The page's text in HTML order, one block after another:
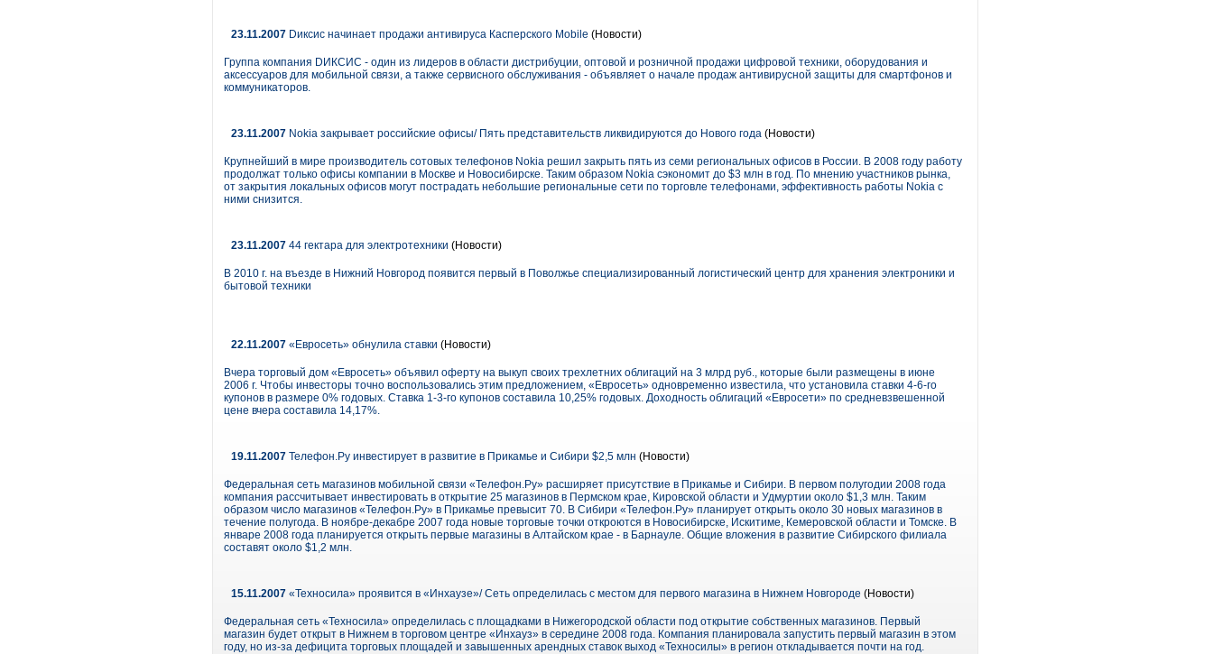
23.11.2007 Dиксис начинает продажи антивируса Касперского Mobile (Новости)
Группа компания DИКСИС - один из лидеров в области дистрибуции, оптовой и розничной продажи цифровой техники, оборудования и
аксессуаров для мобильной связи, а также сервисного обслуживания - объявляет о начале продаж антивирусной защиты для смартфонов и
коммуникаторов.
23.11.2007 Nokia закрывает российские офисы/ Пять представительств ликвидируются до Нового года (Новости)
Крупнейший в мире производитель сотовых телефонов Nokia решил закрыть пять из семи региональных офисов в России. В 2008 году работу
продолжат только офисы компании в Москве и Новосибирске. Таким образом Nokia сэкономит до $3 млн в год. По мнению участников рынка,
от закрытия локальных офисов могут пострадать небольшие региональные сети по торговле телефонами, эффективность работы Nokia с
ними снизится.
23.11.2007 44 гектара для электротехники (Новости)
В 2010 г. на въезде в Нижний Новгород появится первый в Поволжье специализированный логистический центр для хранения электроники и
бытовой техники
22.11.2007 «Евросеть» обнулила ставки (Новости)
Вчера торговый дом «Евросеть» объявил оферту на выкуп своих трехлетних облигаций на 3 млрд руб., которые были размещены в июне
2006 г. Чтобы инвесторы точно воспользовались этим предложением, «Евросеть» одновременно известила, что установила ставки 4-6-го
купонов в размере 0% годовых. Ставка 1-3-го купонов составила 10,25% годовых. Доходность облигаций «Евросети» по средневзвешенной
цене вчера составила 14,17%.
19.11.2007 Телефон.Ру инвестирует в развитие в Прикамье и Сибири $2,5 млн (Новости)
Федеральная сеть магазинов мобильной связи «Телефон.Ру» расширяет присутствие в Прикамье и Сибири. В первом полугодии 2008 года
компания рассчитывает инвестировать в открытие 25 магазинов в Пермском крае, Кировской области и Удмуртии около $1,3 млн. Таким
образом число магазинов «Телефон.Ру» в Прикамье превысит 70. В Сибири «Телефон.Ру» планирует открыть около 30 новых магазинов в
течение полугода. В ноябре-декабре 2007 года новые торговые точки откроются в Новосибирске, Искитиме, Кемеровской области и Томске. В
январе 2008 года планируется открыть первые магазины в Алтайском крае - в Барнауле. Общие вложения в развитие Сибирского филиала
составят около $1,2 млн.
15.11.2007 «Техносила» проявится в «Инхаузе»/ Сеть определилась с местом для первого магазина в Нижнем Новгороде (Новости)
Федеральная сеть «Техносила» определилась с площадками в Нижегородской области под открытие собственных магазинов. Первый
магазин будет открыт в Нижнем в торговом центре «Инхауз» в середине 2008 года. Компания планировала запустить первый магазин в этом
году, но из-за дефицита торговых площадей и завышенных арендных ставок выход «Техносилы» в регион откладывается почти на год.